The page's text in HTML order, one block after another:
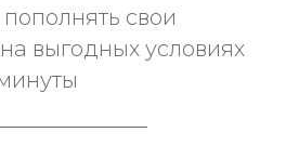
свои
выгодных условиях